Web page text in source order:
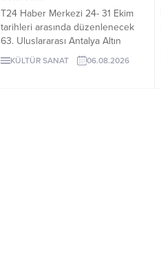
T24 Haber Merkezi 24- 31 Ekim
tarihleri arasında düzenlenecek
63. Uluslararası Antalya Altın
Portakal Film Festivali'nin Jüri
Başkanı, yönetmen Derviş Zaim
KÜLTÜR SANAT 06.08.2026